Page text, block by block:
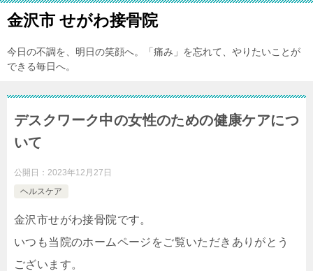
金沢市 せがわ接骨院
今日の不調を、明日の笑顔へ。「痛み」を忘れて、やりたいことが
できる毎日へ。
デスクワーク中の女性のための健康ケアにつ
いて
公開日： 2023年12月27日
ヘルスケア
金沢市せがわ接骨院です。
いつも当院のホームページをご覧いただきありがとう
ございます。